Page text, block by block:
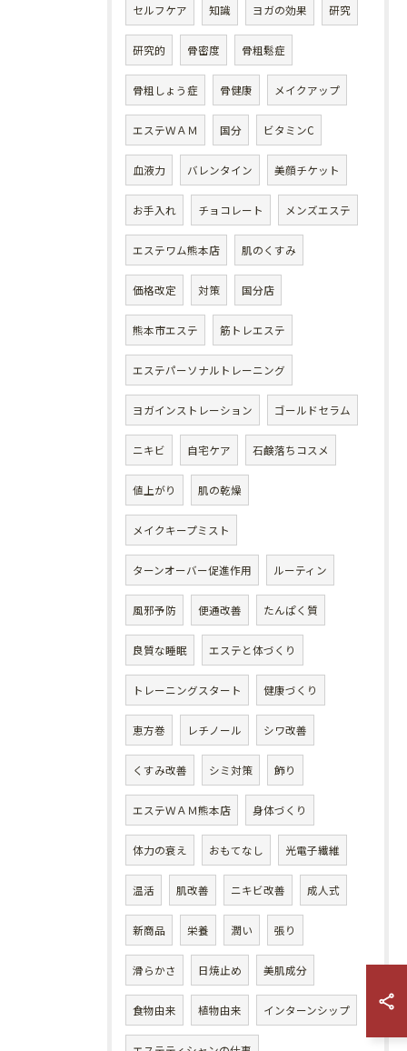
セルフケア 知識 ヨガの効果 研究
研究的 骨密度 骨粗鬆症
骨粗しょう症 骨健康 メイクアップ
エステＷＡＭ 国分 ビタミンC
血液力 バレンタイン 美顔チケット
お手入れ チョコレート メンズエステ
エステワム熊本店 肌のくすみ
価格改定 対策 国分店
熊本市エステ 筋トレエステ
エステパーソナルトレーニング
ヨガインストレーション ゴールドセラム
ニキビ 自宅ケア 石鹸落ちコスメ
値上がり 肌の乾燥
メイクキープミスト
ターンオーバー促進作用 ルーティン
風邪予防 便通改善 たんぱく質
良質な睡眠 エステと体づくり
トレーニングスタート 健康づくり
恵方巻 レチノール シワ改善
くすみ改善 シミ対策 飾り
エステＷＡＭ熊本店 身体づくり
体力の衰え おもてなし 光電子繊維
温活 肌改善 ニキビ改善 成人式
新商品 栄養 潤い 張り
滑らかさ 日焼止め 美肌成分
食物由来 植物由来 インターンシップ